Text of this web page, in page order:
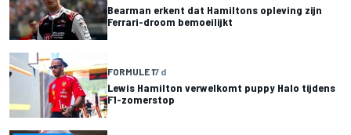
Bearman erkent dat Hamiltons opleving zijn
Ferrari-droom bemoeilijkt
FORMULE 17 d
Lewis Hamilton verwelkomt puppy Halo tijdens
F1-zomerstop